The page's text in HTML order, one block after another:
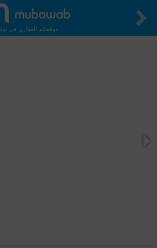
موقعكم العقاري في